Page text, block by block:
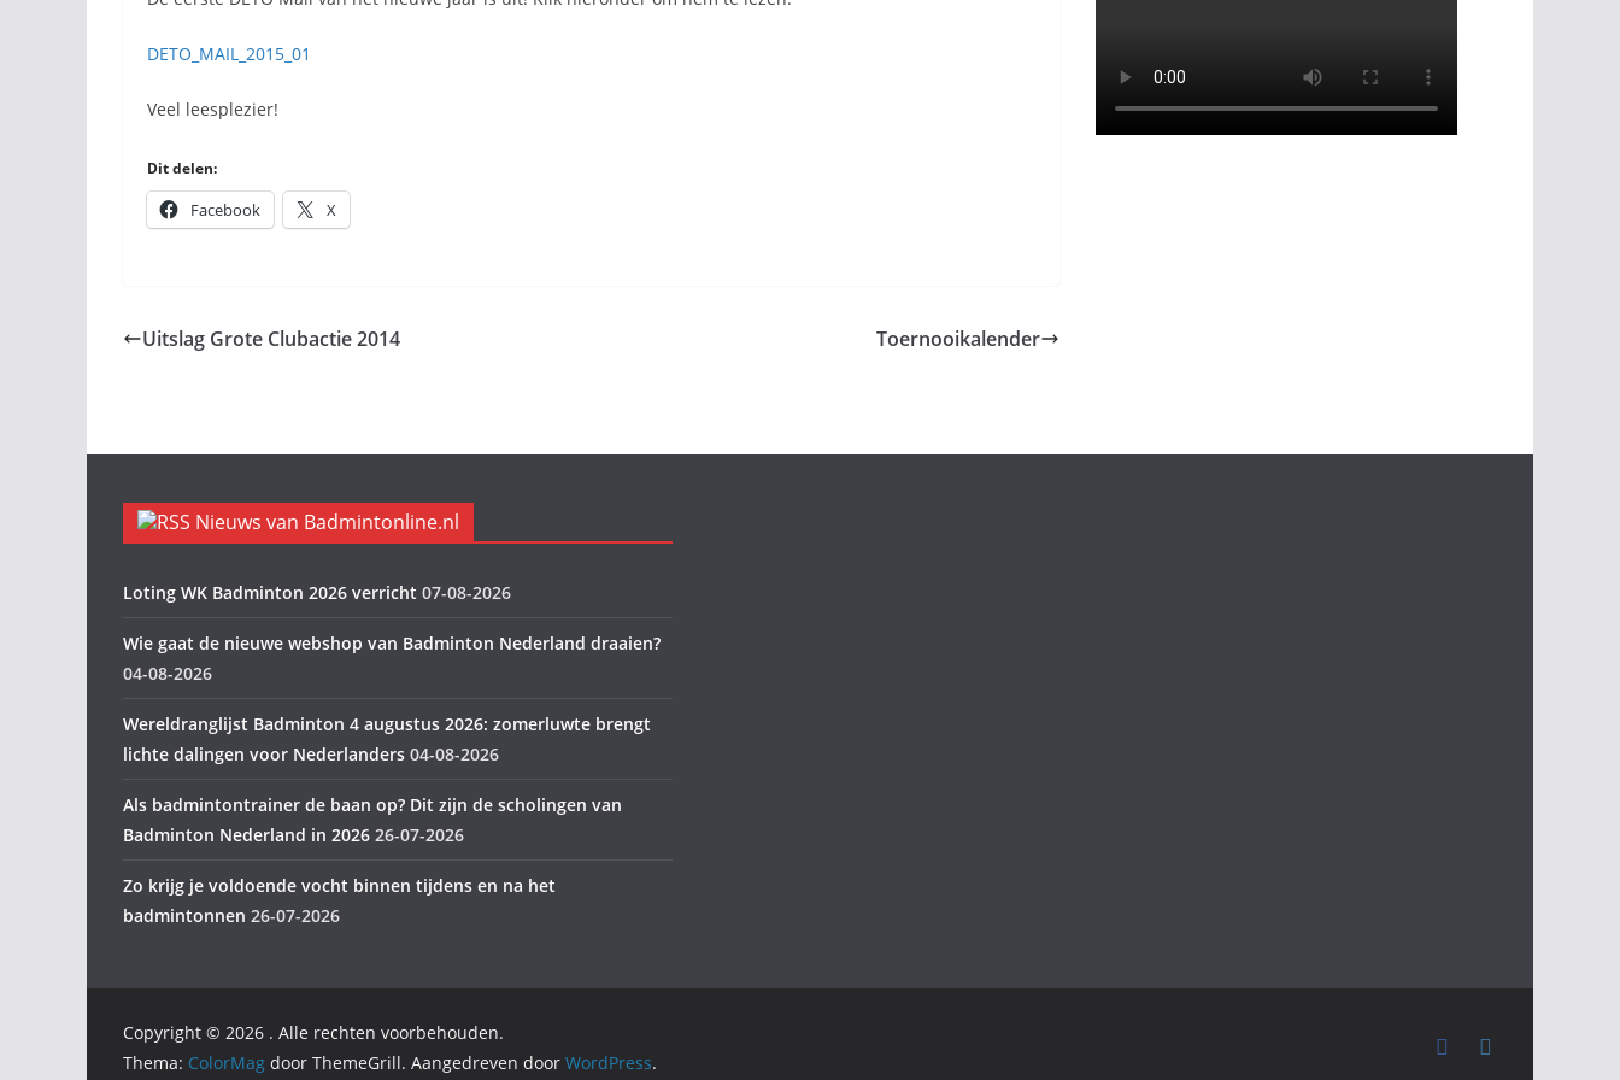
DETO_MAIL_2015_01
Veel leesplezier!
Dit delen:
Facebook X
Uitslag Grote Clubactie 2014 Toernooikalender
Nieuws van Badmintonline.nl
Loting WK Badminton 2026 verricht 07-08-2026
Wie gaat de nieuwe webshop van Badminton Nederland draaien?
04-08-2026
Wereldranglijst Badminton 4 augustus 2026: zomerluwte brengt
lichte dalingen voor Nederlanders 04-08-2026
Als badmintontrainer de baan op? Dit zijn de scholingen van
Badminton Nederland in 2026 26-07-2026
Zo krijg je voldoende vocht binnen tijdens en na het
badmintonnen 26-07-2026
Copyright © 2026 . Alle rechten voorbehouden.
Thema: ColorMag door ThemeGrill. Aangedreven door WordPress.